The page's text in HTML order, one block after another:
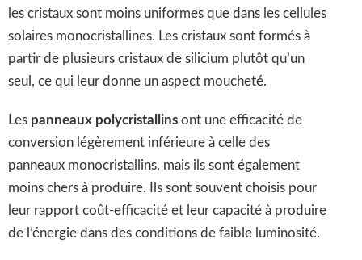
les cristaux sont moins uniformes que dans les cellules
solaires monocristallines. Les cristaux sont formés à
partir de plusieurs cristaux de silicium plutôt qu’un
seul, ce qui leur donne un aspect moucheté.
Les panneaux polycristallinsont une efficacité de
conversion légèrement inférieure à celle des
panneaux monocristallins, mais ils sont également
moins chers à produire. Ils sont souvent choisis pour
leur rapport coût-efficacité et leur capacité à produire
de l’énergie dans des conditions de faible luminosité.